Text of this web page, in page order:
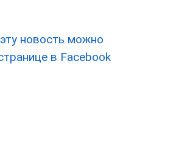
новость можно
в Facebook